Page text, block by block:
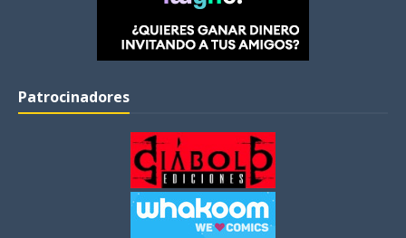
Patrocinadores